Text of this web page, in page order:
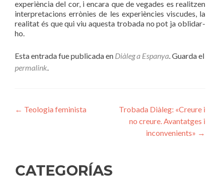
experiència del cor, i encara que de vegades es realitzen
interpretacions errònies de les experiències viscudes, la
realitat és que qui viu aquesta trobada no pot ja oblidar-
ho.
Esta entrada fue publicada en Diàleg a Espanya. Guarda el
permalink.
Navegación
← Teologia feminista
Trobada Diàleg: «Creure i
no creure. Avantatges i
inconvenients» →
CATEGORÍAS